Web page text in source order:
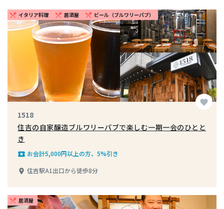
restaurant_menu イタリア料理 restaurant_menu 居酒屋 restaurant_menu ビール（ブルワリーパブ）
favorite
1518
住吉の自家醸造ブルワリーパブで楽しむ一期一会のひとと
き
local_play お会計5,000円以上の方、5%引き
place 住吉駅A1出口から徒歩8分
restaurant_menu 居酒屋